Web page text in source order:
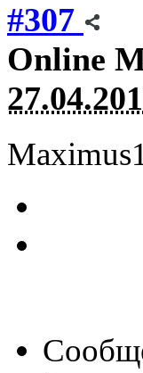
#307
Online